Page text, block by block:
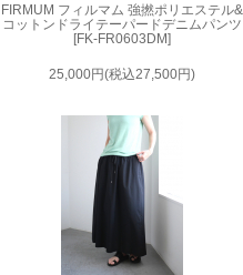
FIRMUM フィルマム 強撚ポリエステル&
コットンドライテーパードデニムパンツ
[FK-FR0603DM]
25,000円(税込27,500円)